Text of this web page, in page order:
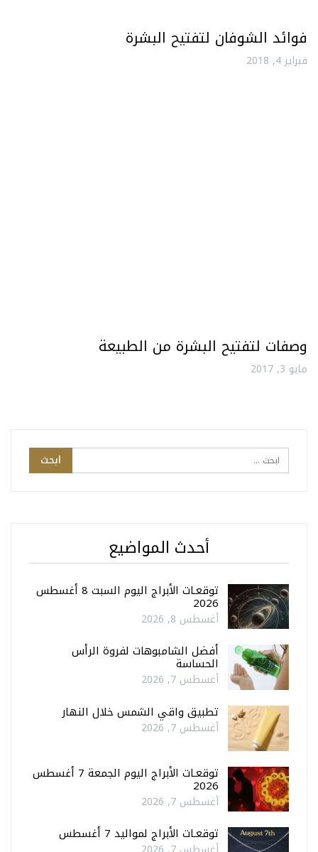
فوائد الشوفان لتفتيح البشرة
فبراير 4, 2018
وصفات لتفتيح البشرة من الطبيعة
مايو 3, 2017
أحدث المواضيع
توقعـات الأبراج اليوم السبت 8 أغسطس
2026
أغسطس 8, 2026
أفضل الشامبوهات لفروة الرأس
الحساسة
أغسطس 7, 2026
تطبيق واقي الشمس خلال النهار
أغسطس 7, 2026
توقعـات الأبراج اليوم الجمعة 7 أغسطس
2026
أغسطس 7, 2026
توقعـات الأبراج لمواليد 7 أغسطس